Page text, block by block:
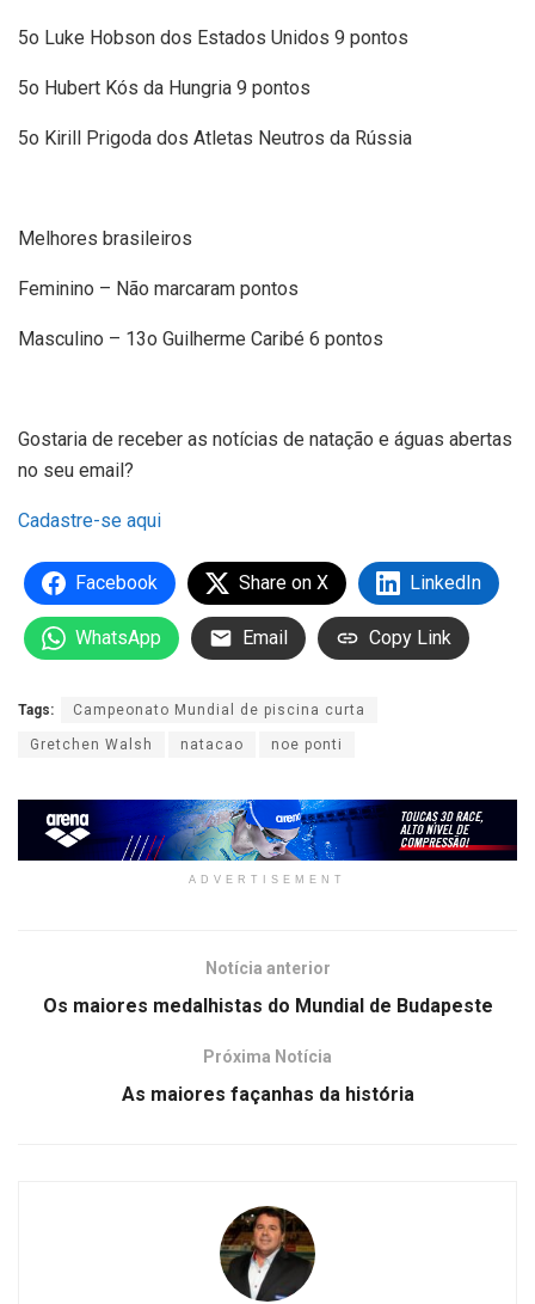
5o Luke Hobson dos Estados Unidos 9 pontos
5o Hubert Kós da Hungria 9 pontos
5o Kirill Prigoda dos Atletas Neutros da Rússia
Melhores brasileiros
Feminino – Não marcaram pontos
Masculino – 13o Guilherme Caribé 6 pontos
Gostaria de receber as notícias de natação e águas abertas
no seu email?
Cadastre-se aqui
Facebook Share on X LinkedIn
WhatsApp Email Copy Link
Tags: Campeonato Mundial de piscina curta
Gretchen Walsh natacao noe ponti
ADVERTISEMENT
Notícia anterior
Os maiores medalhistas do Mundial de Budapeste
Próxima Notícia
As maiores façanhas da história